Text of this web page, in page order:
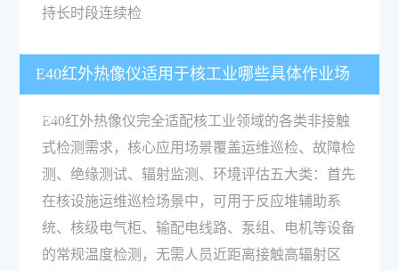
持长时段连续检
E40红外热像仪适用于核工业哪些具体作业场
景？
E40红外热像仪完全适配核工业领域的各类非接触
式检测需求，核心应用场景覆盖运维巡检、故障检
测、绝缘测试、辐射监测、环境评估五大类：首先
在核设施运维巡检场景中，可用于反应堆辅助系
统、核级电气柜、输配电线路、泵组、电机等设备
的常规温度检测，无需人员近距离接触高辐射区